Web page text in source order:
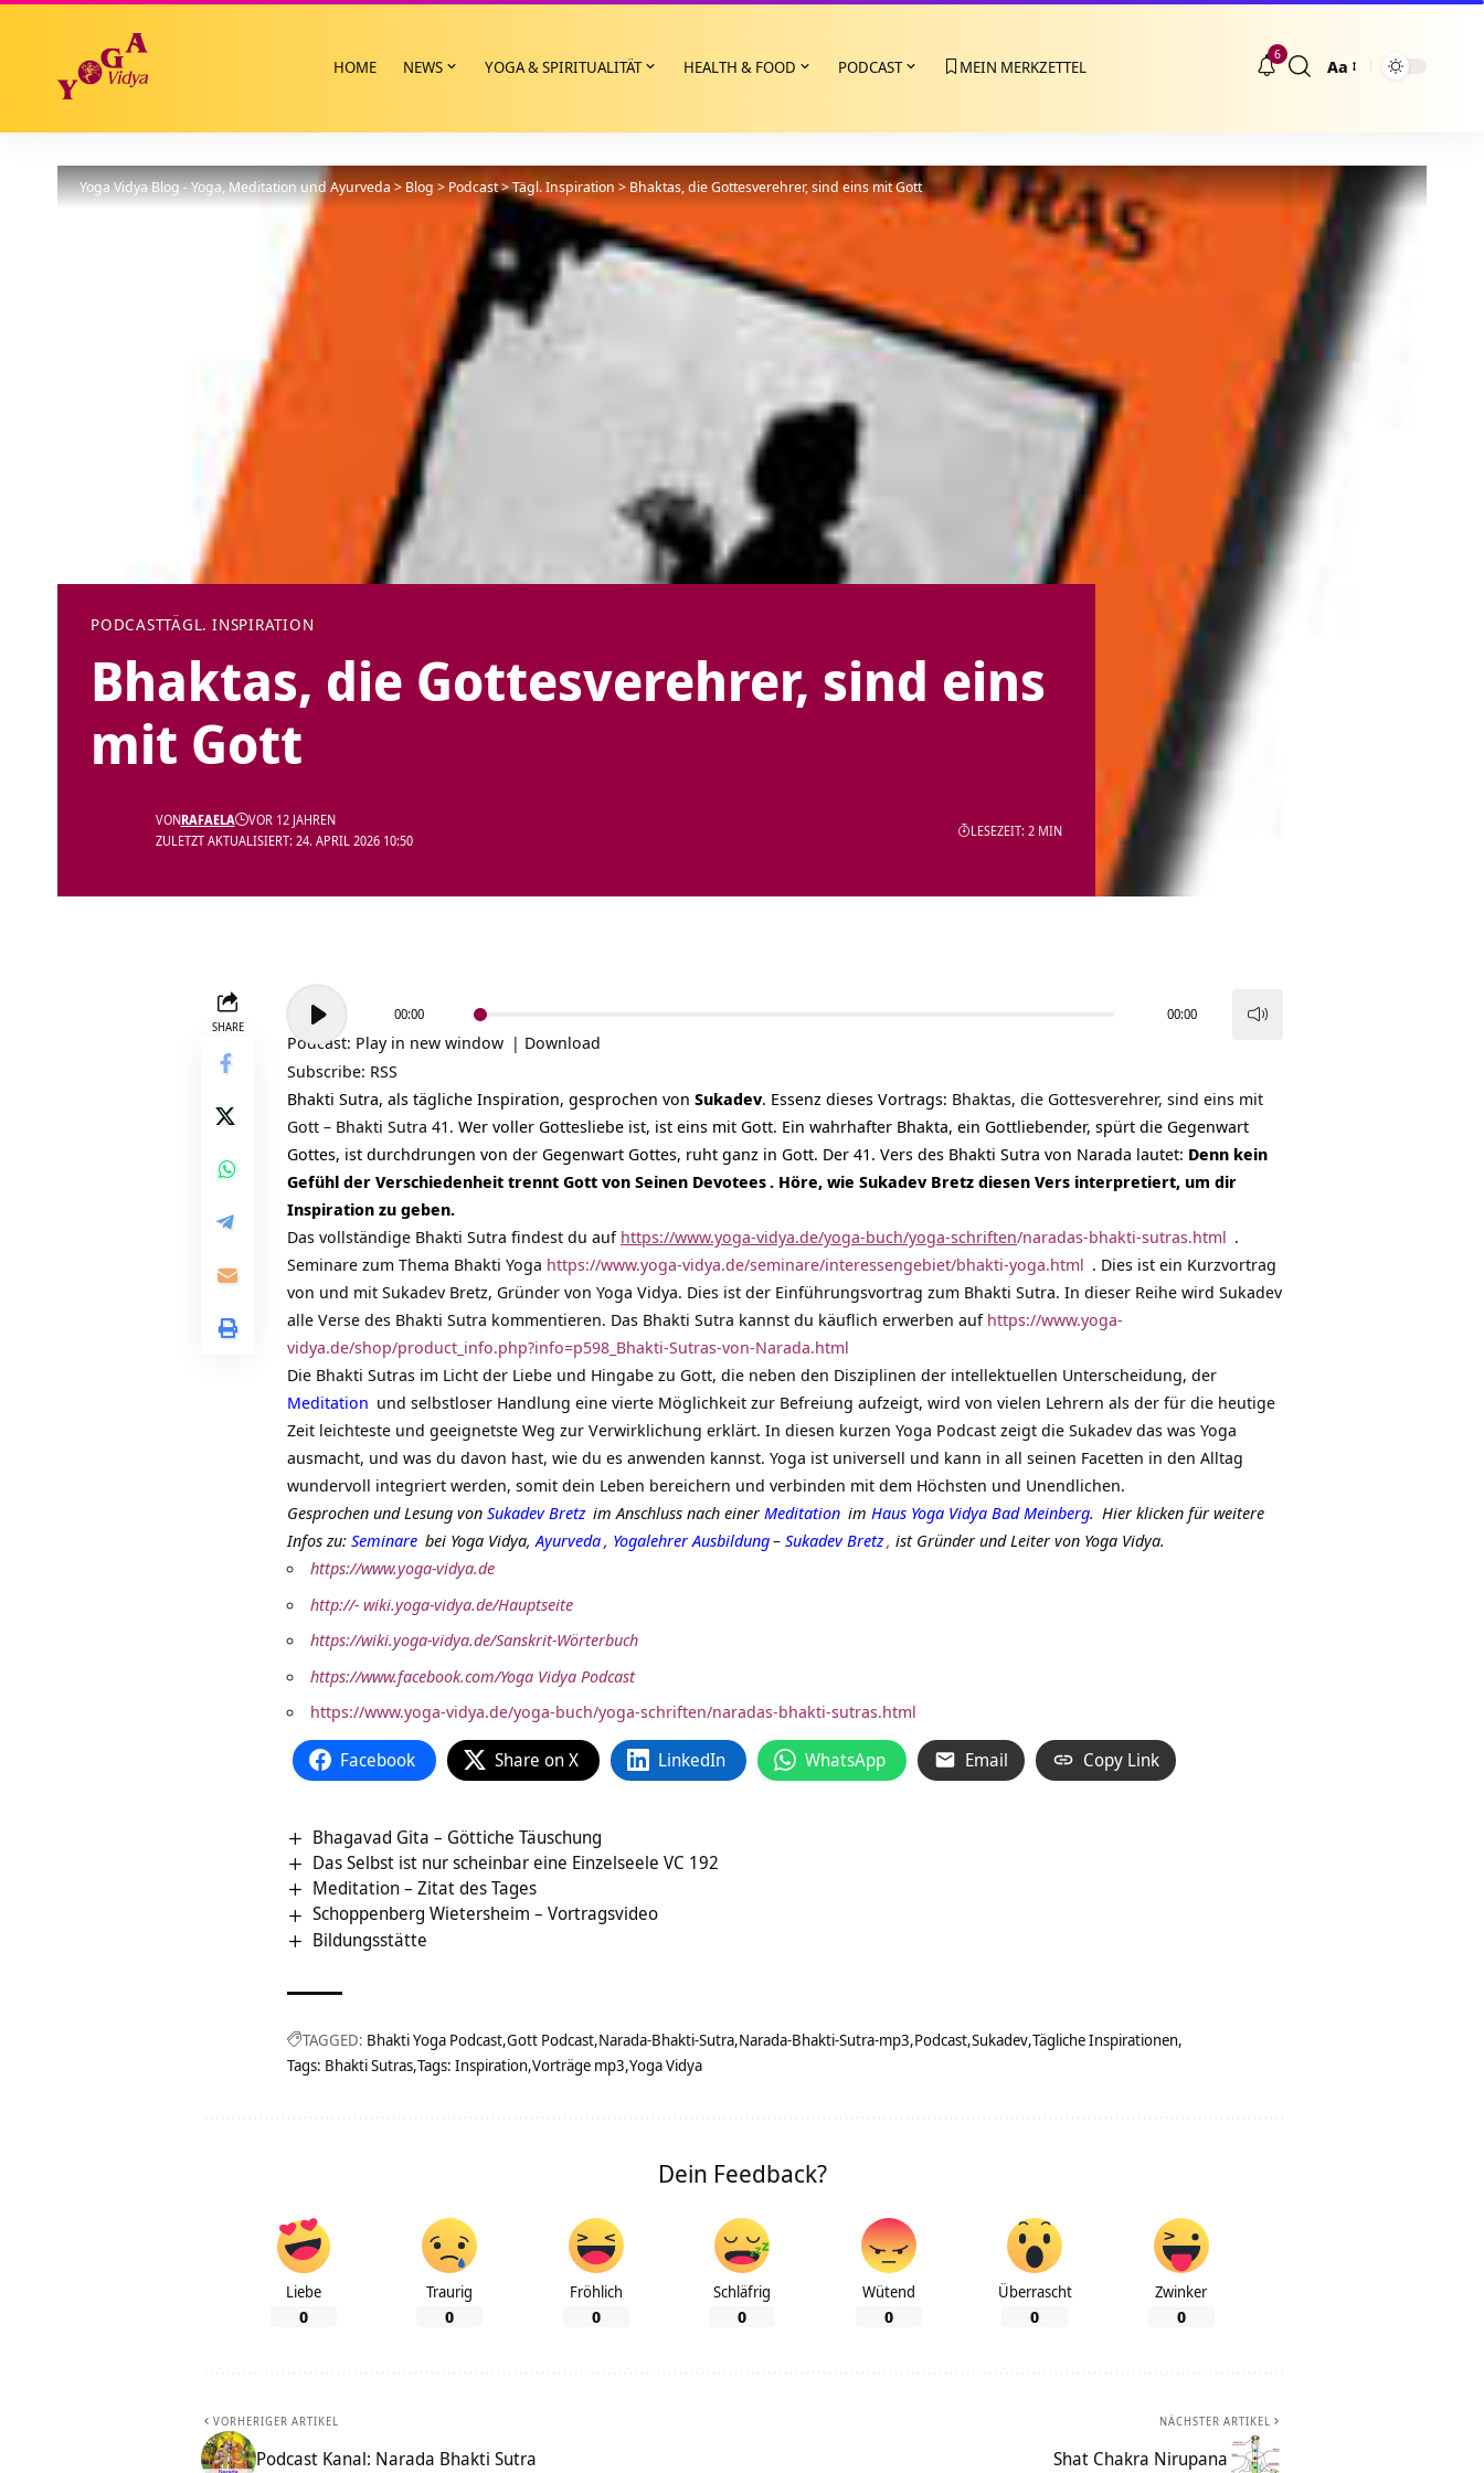
HOME NEWS YOGA & SPIRITUALITÄT HEALTH & FOOD PODCAST MEIN MERKZETTEL
6
Größenänderung
Aa
Yoga Vidya Blog - Yoga, Meditation und Ayurveda>Blog>Podcast>Tägl. Inspiration>Bhaktas, die Gottesverehrer, sind eins mit Gott
PODCASTTÄGL. INSPIRATION
Bhaktas, die Gottesverehrer, sind eins
mit Gott
ZULETZT AKTUALISIERT: 24. APRIL 2026 10:50
VONRAFAELA VOR 12 JAHREN
LESEZEIT: 2 MIN
SHARE
Audio-
Player
00:00 00:00
Podcast: Play in new window | Download
Subscribe: RSS
Bhakti Sutra, als tägliche Inspiration, gesprochen von Sukadev. Essenz dieses Vortrags: Bhaktas, die Gottesverehrer, sind eins mit
Gott – Bhakti Sutra 41. Wer voller Gottesliebe ist, ist eins mit Gott. Ein wahrhafter Bhakta, ein Gottliebender, spürt die Gegenwart
Gottes, ist durchdrungen von der Gegenwart Gottes, ruht ganz in Gott. Der 41. Vers des Bhakti Sutra von Narada lautet: Denn kein
Gefühl der Verschiedenheit trennt Gott von Seinen Devotees. Höre, wie Sukadev Bretz diesen Vers interpretiert, um dir
Inspiration zu geben.
Das vollständige Bhakti Sutra findest du auf https://www.yoga-vidya.de/yoga-buch/yoga-schriften/naradas-bhakti-sutras.html .
Seminare zum Thema Bhakti Yoga https://www.yoga-vidya.de/seminare/interessengebiet/bhakti-yoga.html . Dies ist ein Kurzvortrag
von und mit Sukadev Bretz, Gründer von Yoga Vidya. Dies ist der Einführungsvortrag zum Bhakti Sutra. In dieser Reihe wird Sukadev
alle Verse des Bhakti Sutra kommentieren. Das Bhakti Sutra kannst du käuflich erwerben auf https://www.yoga-
vidya.de/shop/product_info.php?info=p598_Bhakti-Sutras-von-Narada.html
Die Bhakti Sutras im Licht der Liebe und Hingabe zu Gott, die neben den Disziplinen der intellektuellen Unterscheidung, der
Meditation und selbstloser Handlung eine vierte Möglichkeit zur Befreiung aufzeigt, wird von vielen Lehrern als der für die heutige
Zeit leichteste und geeignetste Weg zur Verwirklichung erklärt. In diesen kurzen Yoga Podcast zeigt die Sukadev das was Yoga
ausmacht, und was du davon hast, wie du es anwenden kannst. Yoga ist universell und kann in all seinen Facetten in den Alltag
wundervoll integriert werden, somit dein Leben bereichern und verbinden mit dem Höchsten und Unendlichen.
Gesprochen und Lesung von Sukadev Bretz im Anschluss nach einerMeditation im Haus Yoga Vidya Bad Meinberg. Hier klicken für weitere
Infos zu: Seminare bei Yoga Vidya,Ayurveda, Yogalehrer Ausbildung– Sukadev Bretz, ist Gründer und Leiter von Yoga Vidya.
https://www.yoga-vidya.de
http://- wiki.yoga-vidya.de/Hauptseite
https://wiki.yoga-vidya.de/Sanskrit-Wörterbuch
https://www.facebook.com/Yoga Vidya Podcast
https://www.yoga-vidya.de/yoga-buch/yoga-schriften/naradas-bhakti-sutras.html
Facebook Share on X LinkedIn WhatsApp Email Copy Link
Bhagavad Gita – Göttiche Täuschung
Das Selbst ist nur scheinbar eine Einzelseele VC 192
Meditation – Zitat des Tages
Schoppenberg Wietersheim‏‎ – Vortragsvideo
Bildungsstätte
TAGGED: Bhakti Yoga Podcast Gott Podcast Narada-Bhakti-Sutra Narada-Bhakti-Sutra-mp3 Podcast Sukadev Tägliche Inspirationen
Tags: Bhakti Sutras Tags: Inspiration Vorträge mp3 Yoga Vidya
Dein Feedback?
Liebe
0
Traurig
0
Fröhlich
0
Schläfrig
0
Wütend
0
Überrascht
0
Zwinker
0
VORHERIGER ARTIKEL
Podcast Kanal: Narada Bhakti Sutra
NÄCHSTER ARTIKEL
Shat Chakra Nirupana